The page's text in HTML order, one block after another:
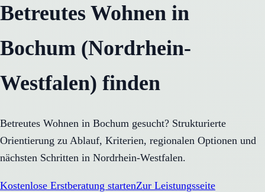
Betreutes Wohnen in
Bochum (Nordrhein-
Westfalen) finden
Betreutes Wohnen in Bochum gesucht? Strukturierte
Orientierung zu Ablauf, Kriterien, regionalen Optionen und
nächsten Schritten in Nordrhein-Westfalen.
Kostenlose Erstberatung startenZur Leistungsseite